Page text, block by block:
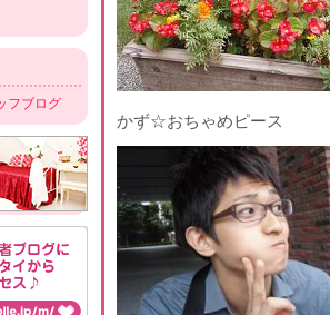
かず☆おちゃめピース
フブログ